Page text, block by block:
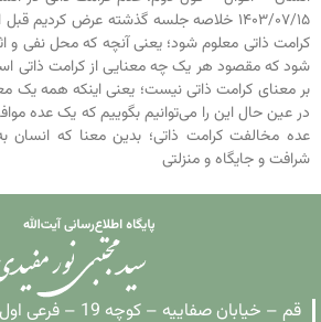
۱۴۰۳/۰۷/۱۵ خلاصه جلسه گذشته عرض کردیم
کرامت ذاتی معلوم شود؛ یعنی آنچه که محل نفی و
شود که مقصود هر یک چه معنایی از کرامت ذاتی
بر معنای کرامت ذاتی نیست؛ یعنی اینکه همه یک
در عین حال این را می‌توانیم بگوییم که یک عده
عده مخالفت کرامت ذاتی؛ بدین معنا که
شرافت و جایگاه و منزلتی
قم – خیابان صفاییه – کوچه 19 – فرعی اول سمت چپ – پلاک 32